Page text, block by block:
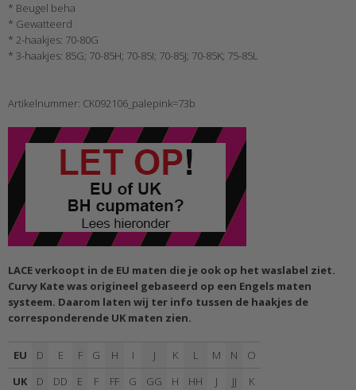
* Beugel beha
* Gewatteerd
* 2-haakjes: 70-80G
* 3-haakjes: 85G; 70-85H; 70-85I; 70-85J; 70-85K; 75-85L
Artikelnummer: CK092106_palepink=73b
LACE verkoopt in de EU maten die je ook op het waslabel ziet.
Curvy Kate was origineel gebaseerd op een Engels maten
systeem. Daarom laten wij ter info tussen de haakjes de
corresponderende UK maten zien.
EU D E F G H I J K L M N
O
UK
D DD E F FF G GG H HH J JJ K